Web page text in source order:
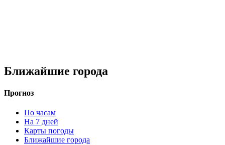
Ближайшие города
Прогноз
По часам
На 7 дней
Карты погоды
Ближайшие города